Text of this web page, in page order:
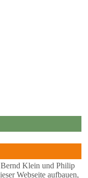
Klein und Philip
Webseite aufbauen,